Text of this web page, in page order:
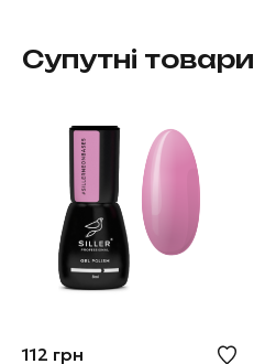
Супутні товари
112 грн